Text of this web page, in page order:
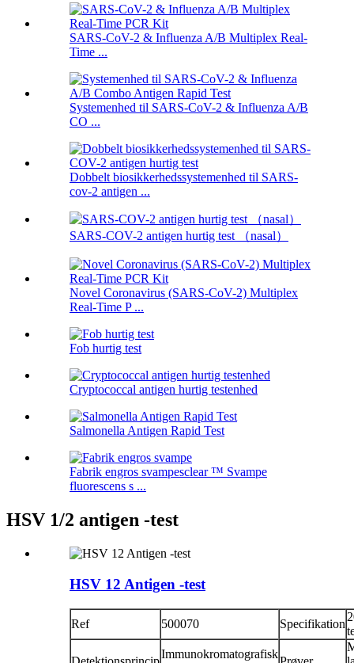
SARS-CoV-2 & Influenza A/B Multiplex Real-
Time ...
Systemenhed til SARS-CoV-2 & Influenza A/B
CO ...
Dobbelt biosikkerhedssystemenhed til SARS-
cov-2 antigen ...
SARS-COV-2 antigen hurtig test （nasal）
Novel Coronavirus (SARS-CoV-2) Multiplex
Real-Time P ...
Fob hurtig test
Cryptococcal antigen hurtig testenhed
Salmonella Antigen Rapid Test
Fabrik engros svampesclear ™ Svampe
fluorescens s ...
HSV 1/2 antigen -test
HSV 12 Antigen -test
Ref 500070 Specifikation
Immunokromatografisk